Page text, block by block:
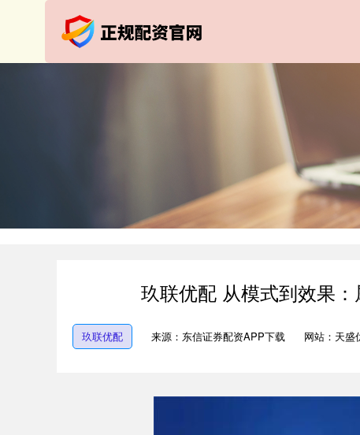
玖联优配 从模式到效果
玖联优配 来源：东信证券配资APP下载 网站：天盛